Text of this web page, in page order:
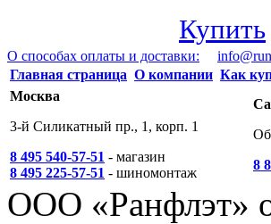
Купить
О способах оплаты и доставки:
Главная страница О компании Как
Москва
3-й Силикатный пр., 1, корп. 1
8 495 540-57-51 - магазин
8 495 225-57-51 - шиномонтаж
8
ООО «Ранфлэт»